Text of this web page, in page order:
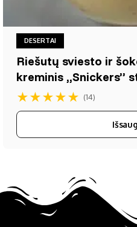
DESERTAI
Riešutų sviesto ir
kreminis „Snickers”
★★★★★ (14)